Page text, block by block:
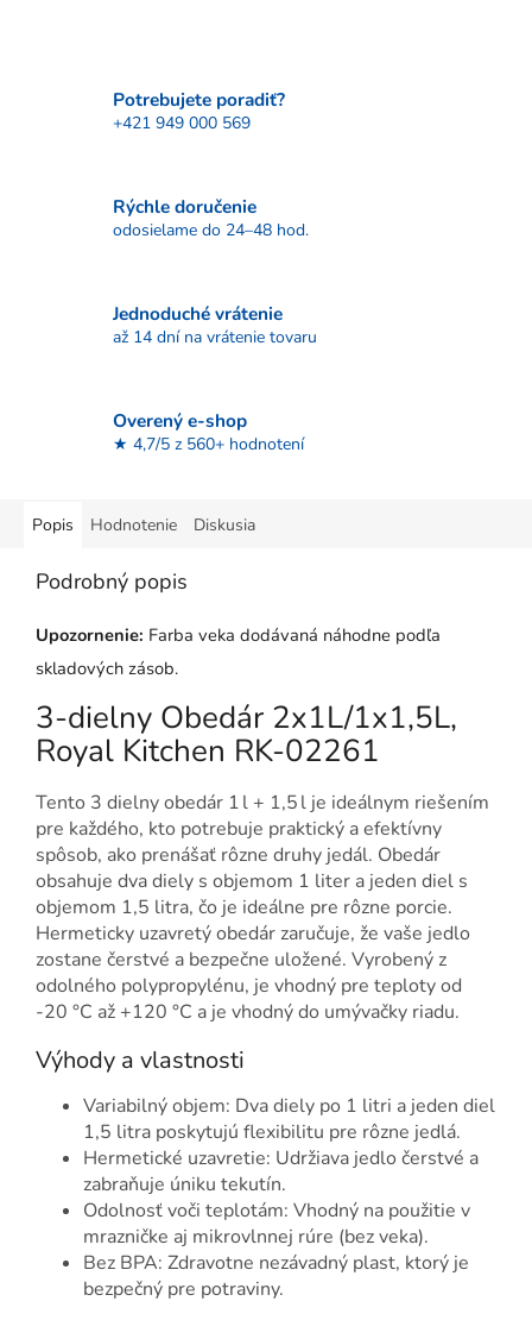
Potrebujete poradiť?
+421 949 000 569
Rýchle doručenie
odosielame do 24–48 hod.
Jednoduché vrátenie
až 14 dní na vrátenie tovaru
Overený e-shop
★ 4,7/5 z 560+ hodnotení
Popis Hodnotenie Diskusia
Podrobný popis
Upozornenie: Farba veka dodávaná náhodne podľa
skladových zásob.
3-dielny Obedár 2x1L/1x1,5L,
Royal Kitchen RK-02261
Tento 3 dielny obedár 1 l + 1,5 l je ideálnym riešením
pre každého, kto potrebuje praktický a efektívny
spôsob, ako prenášať rôzne druhy jedál. Obedár
obsahuje dva diely s objemom 1 liter a jeden diel s
objemom 1,5 litra, čo je ideálne pre rôzne porcie.
Hermeticky uzavretý obedár zaručuje, že vaše jedlo
zostane čerstvé a bezpečne uložené. Vyrobený z
odolného polypropylénu, je vhodný pre teploty od
-20 °C až +120 °C a je vhodný do umývačky riadu.
Výhody a vlastnosti
Variabilný objem: Dva diely po 1 litri a jeden diel
1,5 litra poskytujú flexibilitu pre rôzne jedlá.
Hermetické uzavretie: Udržiava jedlo čerstvé a
zabraňuje úniku tekutín.
Odolnosť voči teplotám: Vhodný na použitie v
mrazničke aj mikrovlnnej rúre (bez veka).
Bez BPA: Zdravotne nezávadný plast, ktorý je
bezpečný pre potraviny.